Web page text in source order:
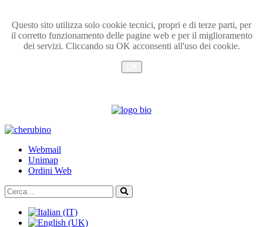
Questo sito utilizza solo cookie tecnici, propri e di terze parti, per
il corretto funzionamento delle pagine web e per il miglioramento
dei servizi. Cliccando su OK acconsenti all'uso dei cookie.
TPL_UNIPI_SKIP_TO_CONTENT
Webmail
Unimap
Ordini Web
Cerca...
Vai